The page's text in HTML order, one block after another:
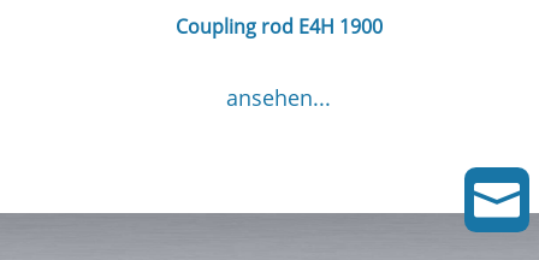
Coupling rod E4H 1900
ansehen...
